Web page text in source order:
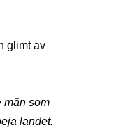
glimt av
män som
landet.